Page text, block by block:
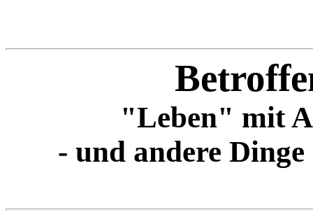
"Leben" mit
- und andere